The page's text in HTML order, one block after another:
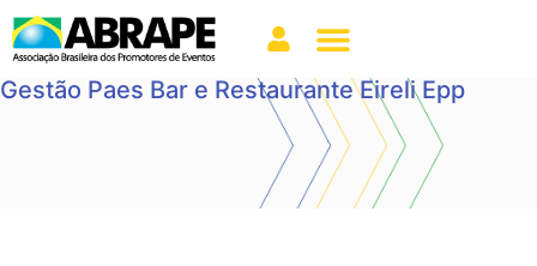
Gestão Paes Bar e Restaurante Eireli Epp